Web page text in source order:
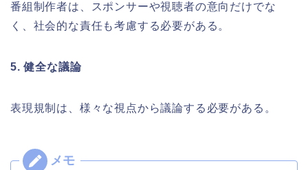
番組制作者は、スポンサーや視聴者の意向だけでな
く、社会的な責任も考慮する必要がある。
5. 健全な議論
表現規制は、様々な視点から議論する必要がある。